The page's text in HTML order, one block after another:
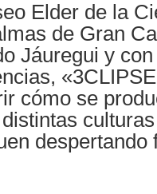
Elder de la
de Gran
Jáuregui y
cómo se
despertando